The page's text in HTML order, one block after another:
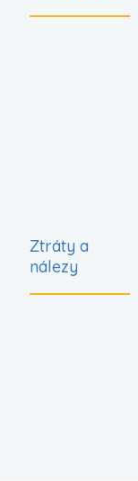
Ztráty a
nálezy